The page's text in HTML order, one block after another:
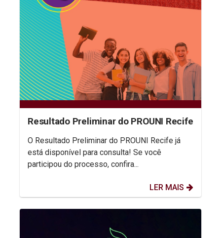
Resultado Preliminar do PROUNI Recife
O Resultado Preliminar do PROUNI Recife já
está disponível para consulta! Se você
participou do processo, confira...
LER MAIS